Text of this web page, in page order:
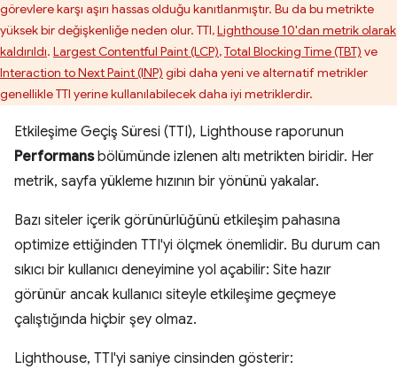
görevlere karşı aşırı hassas olduğu kanıtlanmıştır. Bu da bu metrikte
yüksek bir değişkenliğe neden olur. TTI,Lighthouse 10'dan metrik olarak
kaldırıldı. Largest Contentful Paint (LCP),Total Blocking Time (TBT) ve
Interaction to Next Paint (INP) gibi daha yeni ve alternatif metrikler
genellikle TTI yerine kullanılabilecek daha iyi metriklerdir.
Etkileşime Geçiş Süresi (TTI), Lighthouse raporunun
Performansbölümünde izlenen altı metrikten biridir. Her
metrik, sayfa yükleme hızının bir yönünü yakalar.
Bazı siteler içerik görünürlüğünü etkileşim pahasına
optimize ettiğinden TTI'yi ölçmek önemlidir. Bu durum can
sıkıcı bir kullanıcı deneyimine yol açabilir: Site hazır
görünür ancak kullanıcı siteyle etkileşime geçmeye
çalıştığında hiçbir şey olmaz.
Lighthouse, TTI'yi saniye cinsinden gösterir: